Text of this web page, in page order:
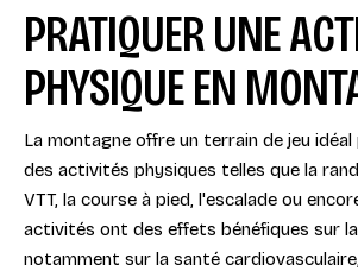
PRATIQUER UNE
PHYSIQUE EN
La montagne offre un terrain de jeu
des activités physiques telles que la
VTT, la course à pied, l'escalade ou
activités ont des effets bénéfiques sur
notamment sur la santé